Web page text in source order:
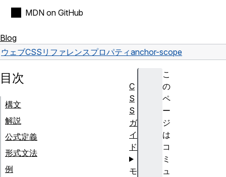
MDN on GitHub
Blog
ウェブCSS リファレンスプロパティanchor-scope
こ
の
ペ
ー
ジ
は
コ
ミ
ュ
目次
構文
解説
公式定義
形式文法
例
C
S
S
ガ
イ
ド
モ